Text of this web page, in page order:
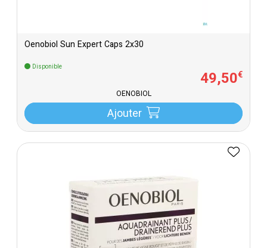
Oenobiol Sun Expert Caps 2x30
Disponible
49,50€
OENOBIOL
Ajouter